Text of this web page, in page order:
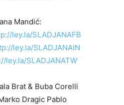
Mandić:
ley.la/SLADJANAFB
ley.la/SLADJANAIN
ley.la/SLADJANATW
Brat & Buba Corelli
Dragic Pablo